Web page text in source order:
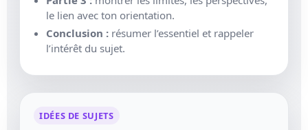
le lien avec ton orientation.
Conclusion : résumer l’essentiel et rappeler
l’intérêt du sujet.
IDÉES DE SUJETS